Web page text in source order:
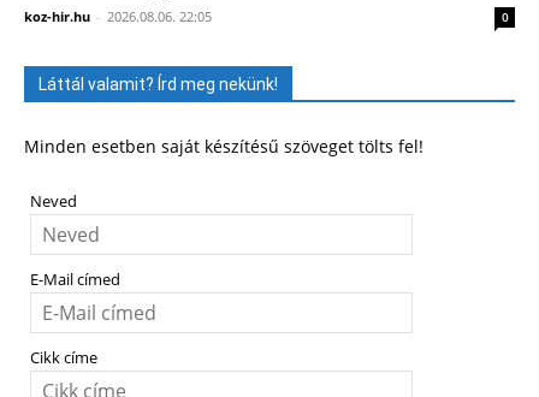
koz-hir.hu - 2026.08.06. 22:05 0
Láttál valamit? Írd meg nekünk!
Minden esetben saját készítésű szöveget tölts fel!
Neved
E-Mail címed
Cikk címe